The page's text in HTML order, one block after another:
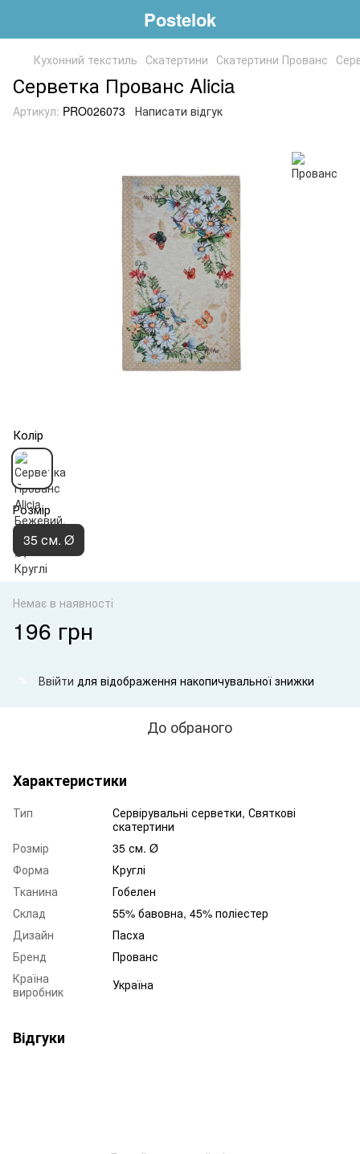
Postelok
Кухонний текстиль Скатертини Скатертини Прованс
Серветка Прованс Alicia
Артикул: PRO026073 Написати відгук
Колір
Розмір
35 см. Ø
Немає в наявності
196 грн
Ввійти для відображення накопичувальної знижки
До обраного
Характеристики
Тип
Сервірувальні серветки, Святкові
скатертини
Розмір
35 см. Ø
Форма
Круглі
Тканина
Гобелен
Склад
55% бавовна, 45% поліестер
Дизайн
Пасха
Бренд
Прованс
Країна
виробник
Україна
Відгуки